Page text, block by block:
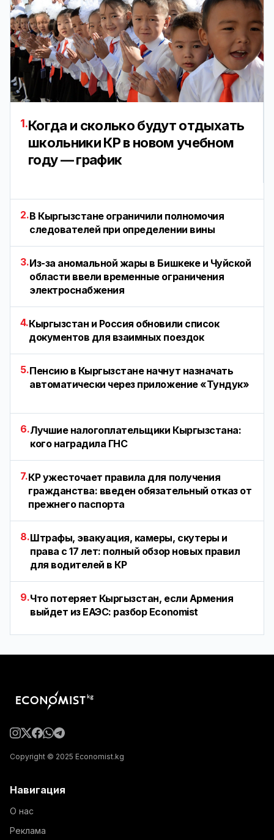
1.Когда и сколько будут отдыхать
школьники КР в новом учебном
году — график
2.В Кыргызстане ограничили полномочия
следователей при определении вины
3.Из-за аномальной жары в Бишкеке и Чуйской
области ввели временные ограничения
электроснабжения
4.Кыргызстан и Россия обновили список
документов для взаимных поездок
5.Пенсию в Кыргызстане начнут назначать
автоматически через приложение «Тундук»
6.Лучшие налогоплательщики Кыргызстана:
кого наградила ГНС
7.КР ужесточает правила для получения
гражданства: введен обязательный отказ от
прежнего паспорта
8.Штрафы, эвакуация, камеры, скутеры и
права с 17 лет: полный обзор новых правил
для водителей в КР
9.Что потеряет Кыргызстан, если Армения
выйдет из ЕАЭС: разбор Economist
Copyright © 2025 Economist.kg
Навигация
О нас
Реклама